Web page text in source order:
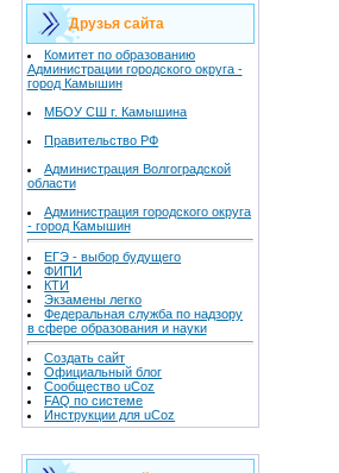
Друзья сайта
Комитет по образованию
Администрации городского округа -
город Камышин
МБОУ СШ г. Камышина
Правительство РФ
Администрация Волгоградской
области
Администрация городского округа
- город Камышин
ЕГЭ - выбор будущего
ФИПИ
КТИ
Экзамены легко
Федеральная служба по надзору
в сфере образования и науки
Создать сайт
Официальный блог
Сообщество uCoz
FAQ по системе
Инструкции для uCoz